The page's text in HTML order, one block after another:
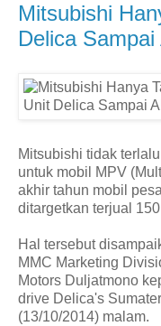
Mitsubishi
Delica Sampai
Mitsubishi tidak
untuk mobil MPV
akhir tahun mobil
ditargetkan terjual
Hal tersebut
MMC Marketing
Motors Duljatmono
drive Delica's
(13/10/2014) malam.